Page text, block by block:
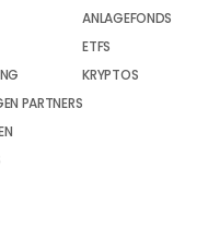
PARTNERS
ANLAGEFONDS
ETFS
KRYPTOS